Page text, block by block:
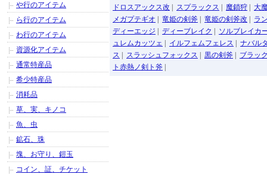
ドロスアックス改
スプラックス 魔鎖狩
大
メガプテギオ
竜姫の剣斧 竜姫の剣斧改
ラ
ディーエッジ
ディーブレイク
ソルブレイカ
ュレムカッツェ
イルフェムフェレス
ナバル
ス
スラッシュフォックス 黒の剣斧
ブラッ
ト赤熱ノ剣ト斧
や行のアイテム
ら行のアイテム
わ行のアイテム
資源化アイテム
通常特産品
希少特産品
消耗品
草、実、キノコ
魚、虫
鉱石、珠
塊、お守り、鎧玉
コイン、証、チケット